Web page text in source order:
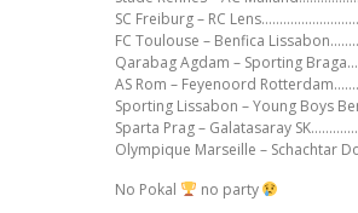
SC Freiburg – RC
FC Toulouse – Benfica
Qarabag Agdam – Sporting
AS Rom – Feyenoord
Sporting Lissabon – Young Boys
Sparta Prag – Galatasaray
Olympique Marseille – Schachtar
No Pokal
no party